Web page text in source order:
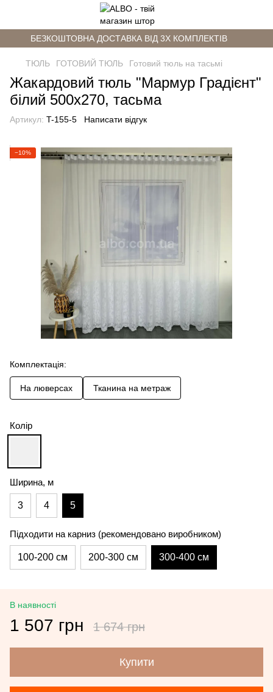
БЕЗКОШТОВНА ДОСТАВКА ВІД 3Х КОМПЛЕКТІВ
ТЮЛЬ ГОТОВИЙ ТЮЛЬ Готовий тюль на тасьмі
Жакардовий тюль "Мармур Градієнт"
білий 500х270, тасьма
Артикул: T-155-5 Написати відгук
−10%
Комплектація:
На люверсах Тканина на метраж
Колір
Ширина, м
3 4 5
Підходити на карниз (рекомендовано виробником)
100-200 см 200-300 см 300-400 см
В наявності
1 507 грн 1 674 грн
Купити